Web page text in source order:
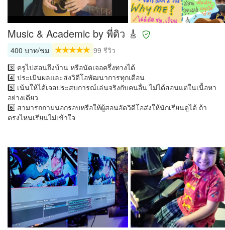
Music & Academic by พี่ดิว 🎸
400 บาท/ชม
99 รีวิว
3️⃣ ครูไปสอนถึงบ้าน หรือนัดเจอครึ่งทางได้
4️⃣ ประเมินผลและส่งวิดีโอพัฒนาการทุกเดือน
5️⃣ เน้นให้ได้เจอประสบการณ์เล่นจริงกับคนอื่น ไม่ได้สอนแต่ในเนื้อหา
อย่างเดียว
6️⃣ สามารถถามนอกรอบหรือให้ผู้สอนอัดวิดีโอส่งให้นักเรียนดูได้ ถ้า
ตรงไหนเรียนไม่เข้าใจ